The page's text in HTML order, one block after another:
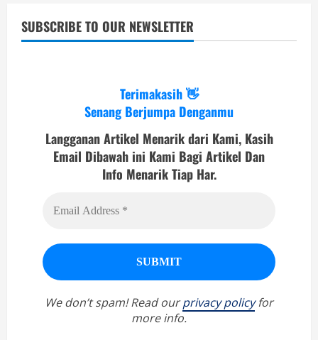
SUBSCRIBE TO OUR NEWSLETTER
Terimakasih 👋
Senang Berjumpa Denganmu
Langganan Artikel Menarik dari Kami, Kasih
Email Dibawah ini Kami Bagi Artikel Dan
Info Menarik Tiap Har.
We don’t spam! Read ourprivacy policyfor
more info.